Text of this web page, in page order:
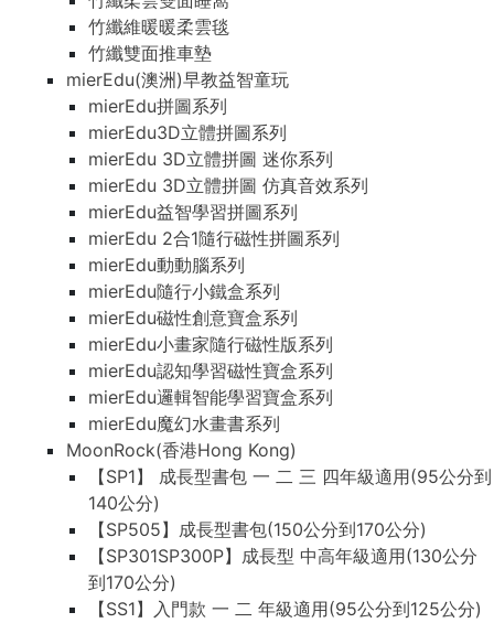
竹纖維暖暖柔雲毯
竹纖雙面推車墊
mierEdu(澳洲)早教益智童玩
mierEdu拼圖系列
mierEdu3D立體拼圖系列
mierEdu 3D立體拼圖 迷你系列
mierEdu 3D立體拼圖 仿真音效系列
mierEdu益智學習拼圖系列
mierEdu 2合1隨行磁性拼圖系列
mierEdu動動腦系列
mierEdu隨行小鐵盒系列
mierEdu磁性創意寶盒系列
mierEdu小畫家隨行磁性版系列
mierEdu認知學習磁性寶盒系列
mierEdu邏輯智能學習寶盒系列
mierEdu魔幻水畫書系列
MoonRock(香港Hong Kong)
【SP1】 成長型書包 一 二 三 四年級適用(95公分到
140公分)
【SP505】成長型書包(150公分到170公分)
【SP301SP300P】成長型 中高年級適用(130公分
到170公分)
【SS1】入門款 一 二 年級適用(95公分到125公分)